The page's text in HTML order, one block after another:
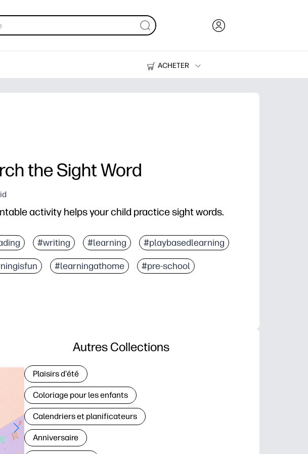
ACHETER
Imprimantes
the Sight Word
activity helps your child practice sight words.
#writing #learning #playbasedlearning
#learningathome #pre-school
Autres Collections
Plaisirs d'été
Coloriage pour les enfants
Calendriers et planificateurs
Anniversaire